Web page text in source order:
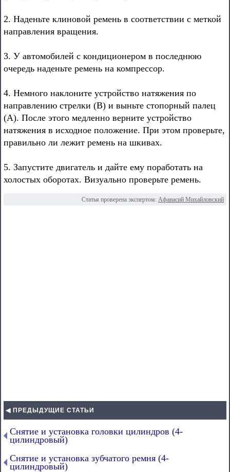
2. Наденьте клиновой ремень в соответствии с меткой
направления вращения.
3. У автомобилей с кондиционером в последнюю
очередь наденьте ремень на компрессор.
4. Немного наклоните устройство натяжения по
направлению стрелки (В) и выньте стопорный палец
(А). После этого медленно верните устройство
натяжения в исходное положение. При этом проверьте,
правильно ли лежит ремень на шкивах.
5. Запустите двигатель и дайте ему поработать на
холостых оборотах. Визуально проверьте ремень.
Статья проверена экспертом: Афанасий Михайловский
◀ ПРЕДЫДУЩИЕ СТАТЬИ
Снятие и установка головки цилиндров (4-
цилиндровый)
Снятие и установка зубчатого ремня (4-
цилиндровый)